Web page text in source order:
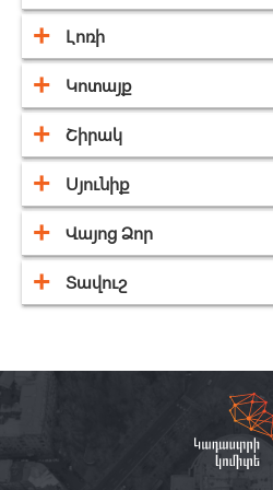
Լոռի
Կոտայք
Շիրակ
Սյունիք
Վայոց Ձոր
Տավուշ